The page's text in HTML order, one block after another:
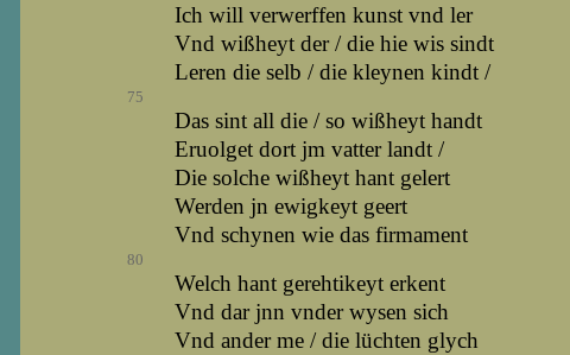
Ich will verwerffen kunst vnd ler
Vnd wißheyt der / die hie wis sindt
Leren die selb / die kleynen kindt /
75
Das sint all die / so wißheyt handt
Eruolget dort jm vatter landt /
Die solche wißheyt hant gelert
Werden jn ewigkeyt geert
Vnd schynen wie das firmament
80
Welch hant gerehtikeyt erkent
Vnd dar jnn vnder wysen sich
Vnd ander me / die lüchten glych